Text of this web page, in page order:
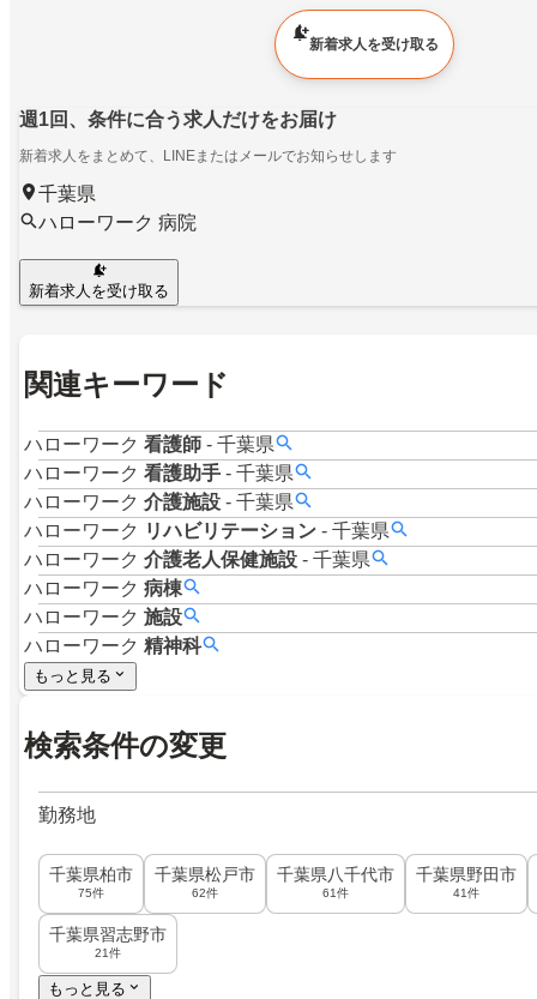
新着求人を受け取る
週1回、条件に合う求人だけをお届け
新着求人をまとめて、LINEまたはメールでお知らせします
千葉県
ハローワーク 病院
新着求人を受け取る
関連キーワード
ハローワーク 看護師 - 千葉県
ハローワーク 看護助手 - 千葉県
ハローワーク 介護施設 - 千葉県
ハローワーク リハビリテーション - 千葉県
ハローワーク 介護老人保健施設 - 千葉県
ハローワーク 病棟
ハローワーク 施設
ハローワーク 精神科
もっと見る
検索条件の変更
勤務地
千葉県柏市
75件
千葉県松戸市
62件
千葉県八千代市
61件
千葉県野田市
41件
千葉県習志野市
21件
もっと見る